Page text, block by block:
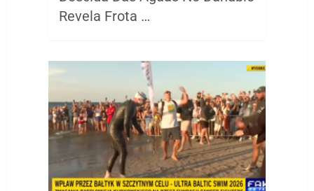
Revela Frota …